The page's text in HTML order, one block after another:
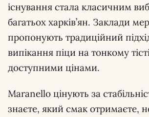
існування стала класичним
багатьох харків’ян. Заклади
пропонують традиційний
випікання піци на тонкому
доступними цінами.
Maranello цінують за
знаєте, який смак отримаєте,